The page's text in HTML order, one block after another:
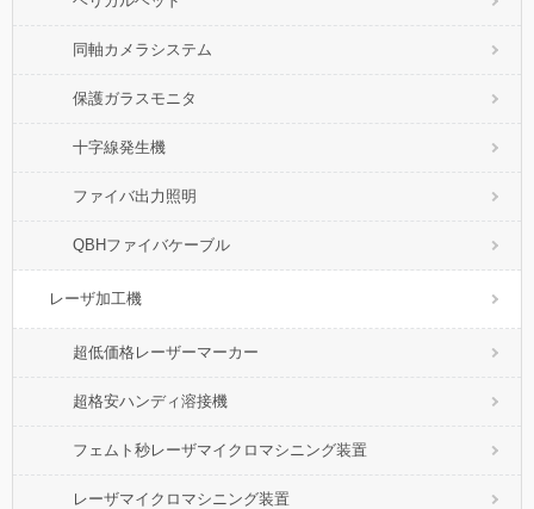
同軸カメラシステム
保護ガラスモニタ
十字線発生機
ファイバ出力照明
QBHファイバケーブル
レーザ加工機
超低価格レーザーマーカー
超格安ハンディ溶接機
フェムト秒レーザマイクロマシニング装置
レーザマイクロマシニング装置